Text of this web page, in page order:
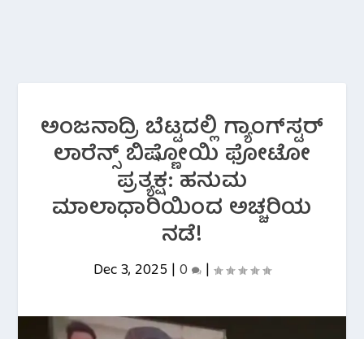
ಅಂಜನಾದ್ರಿ ಬೆಟ್ಟದಲ್ಲಿ ಗ್ಯಾಂಗ್‌ಸ್ಟರ್
ಲಾರೆನ್ಸ್ ಬಿಷ್ಣೋಯಿ ಫೋಟೋ
ಪ್ರತ್ಯಕ್ಷ: ಹನುಮ
ಮಾಲಾಧಾರಿಯಿಂದ ಅಚ್ಚರಿಯ
ನಡೆ!
Dec 3, 2025 |0 |